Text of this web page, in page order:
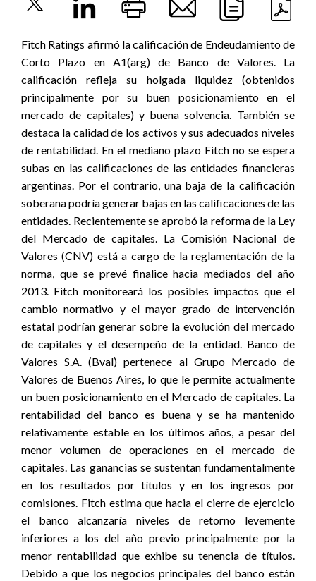
Fitch Ratings afirmó la calificación de Endeudamiento de
Corto Plazo en A1(arg) de Banco de Valores. La
calificación refleja su holgada liquidez (obtenidos
principalmente por su buen posicionamiento en el
mercado de capitales) y buena solvencia. También se
destaca la calidad de los activos y sus adecuados niveles
de rentabilidad. En el mediano plazo Fitch no se espera
subas en las calificaciones de las entidades financieras
argentinas. Por el contrario, una baja de la calificación
soberana podría generar bajas en las calificaciones de las
entidades. Recientemente se aprobó la reforma de la Ley
del Mercado de capitales. La Comisión Nacional de
Valores (CNV) está a cargo de la reglamentación de la
norma, que se prevé finalice hacia mediados del año
2013. Fitch monitoreará los posibles impactos que el
cambio normativo y el mayor grado de intervención
estatal podrían generar sobre la evolución del mercado
de capitales y el desempeño de la entidad. Banco de
Valores S.A. (Bval) pertenece al Grupo Mercado de
Valores de Buenos Aires, lo que le permite actualmente
un buen posicionamiento en el Mercado de capitales. La
rentabilidad del banco es buena y se ha mantenido
relativamente estable en los últimos años, a pesar del
menor volumen de operaciones en el mercado de
capitales. Las ganancias se sustentan fundamentalmente
en los resultados por títulos y en los ingresos por
comisiones. Fitch estima que hacia el cierre de ejercicio
el banco alcanzaría niveles de retorno levemente
inferiores a los del año previo principalmente por la
menor rentabilidad que exhibe su tenencia de títulos.
Debido a que los negocios principales del banco están